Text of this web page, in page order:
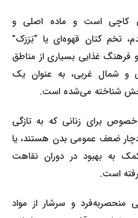
است و ماده اصلی و
تخم کتان قهوه‌ای یا “بَزرَک”
غذایی بسیاری از مناطق
شمال غربی، به عنوان یک
شناخته می‌شده است.
برای زنانی که به تازگی
ضعف عمومی بدن هستند، یا
بهبود در دوران نقاهت
است.
و سرشار از مواد